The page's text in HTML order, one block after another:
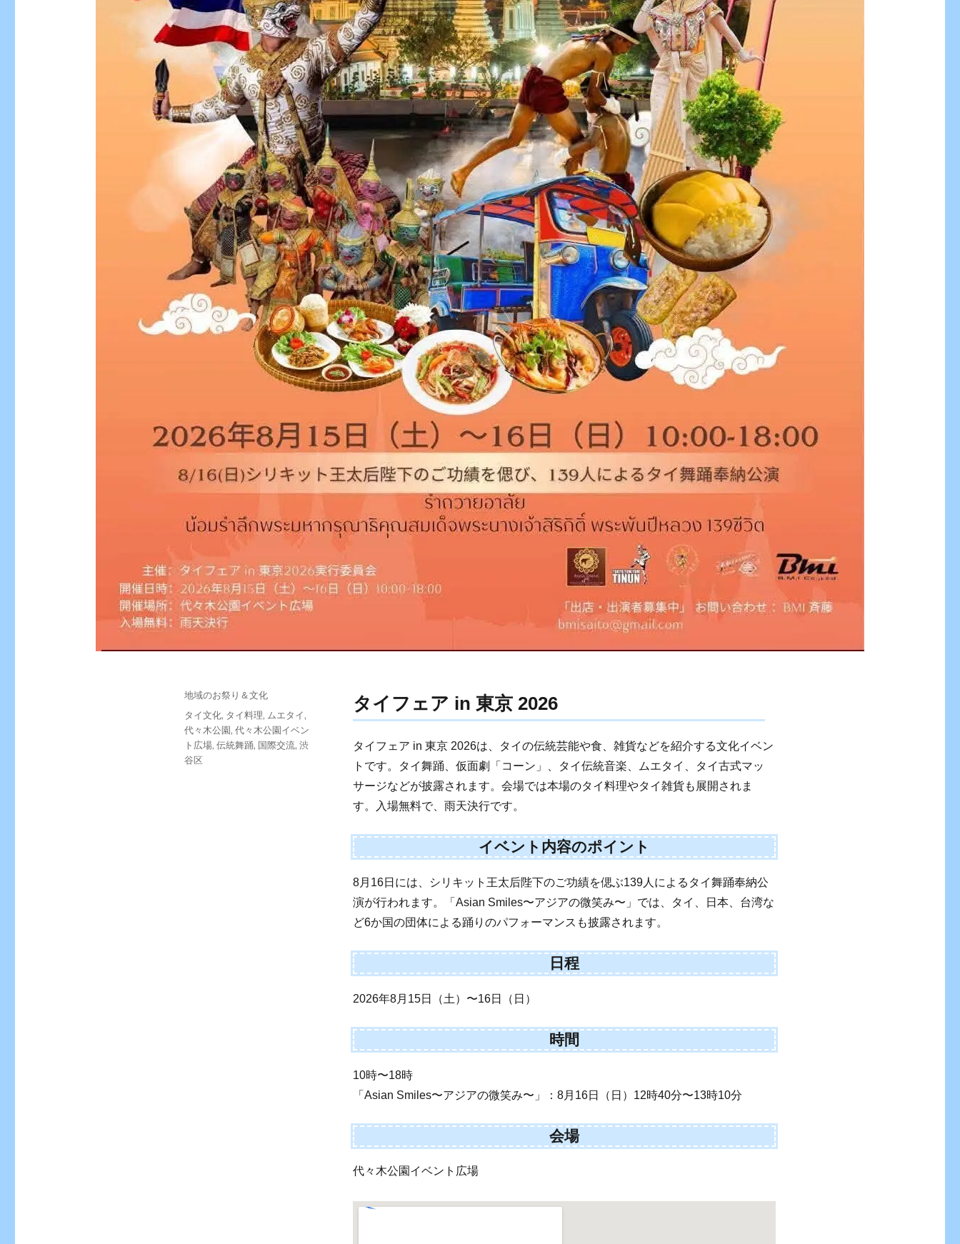
タイフェア in 東京 2026
タイフェア in 東京 2026は、タイの伝統芸能や食、雑貨などを紹介する文化イベン
トです。タイ舞踊、仮面劇「コーン」、タイ伝統音楽、ムエタイ、タイ古式マッ
サージなどが披露されます。会場では本場のタイ料理やタイ雑貨も展開されま
す。入場無料で、雨天決行です。
イベント内容のポイント
8月16日には、シリキット王太后陛下のご功績を偲ぶ139人によるタイ舞踊奉納公
演が行われます。「Asian Smiles〜アジアの微笑み〜」では、タイ、日本、台湾な
ど6か国の団体による踊りのパフォーマンスも披露されます。
日程
2026年8月15日（土）〜16日（日）
時間
10時〜18時
「Asian Smiles〜アジアの微笑み〜」：8月16日（日）12時40分〜13時10分
会場
代々木公園イベント広場
投
日:
カ
テ
ゴ
リ
ー
地域のお祭り＆文化
タ
グ
タイ文化, タイ料理, ムエタイ,
代々木公園, 代々木公園イベン
ト広場, 伝統舞踊, 国際交流, 渋
谷区